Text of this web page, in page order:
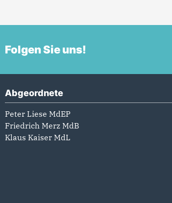
Folgen Sie uns!
Abgeordnete
Peter Liese MdEP
Friedrich Merz MdB
Klaus Kaiser MdL